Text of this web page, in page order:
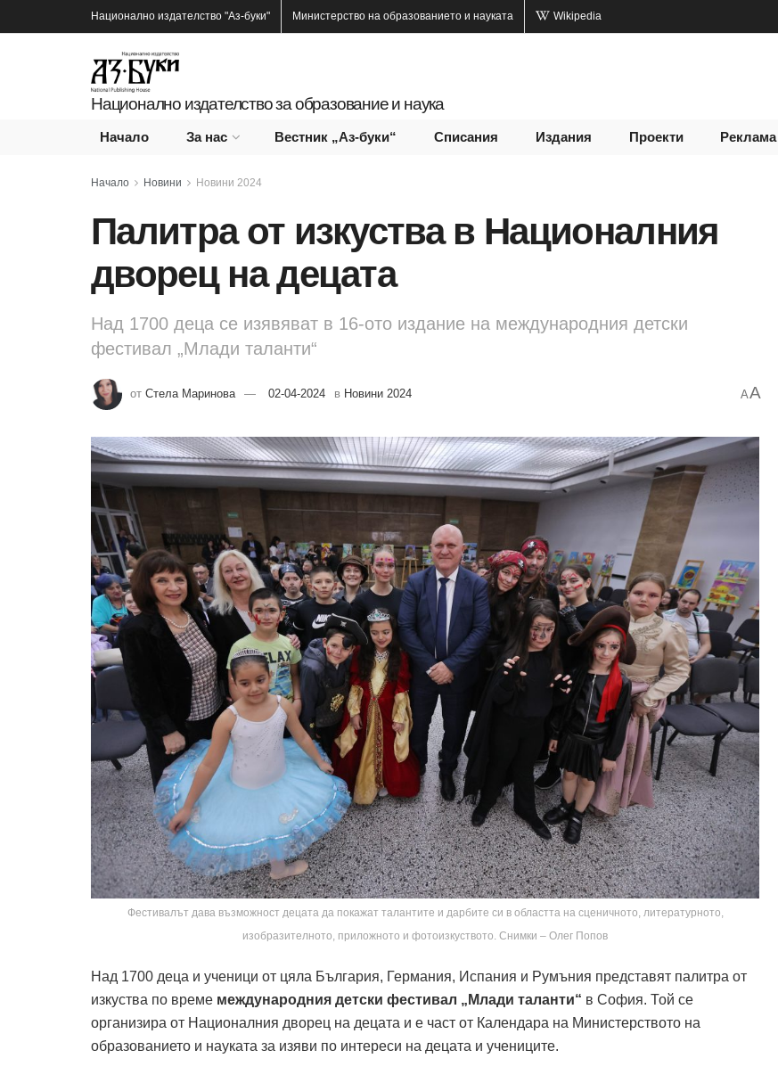
Национално издателство "Аз-буки" Министерство на образованието и науката Wikipedia
Национално издателство за образование и наука
Начало За нас Вестник „Аз-буки“ Списания Издания Проекти Реклама
Начало Новини Новини 2024
Палитра от изкуства в Националния
дворец на децата
Над 1700 деца се изявяват в 16-ото издание на международния детски
фестивал „Млади таланти“
от Стела Маринова 02-04-2024 в Новини 2024 AA
Фестивалът дава възможност децата да покажат талантите и дарбите си в областта на сценичното, литературното,
изобразителното, приложното и фотоизкуството. Снимки – Олег Попов
Над 1700 деца и ученици от цяла България, Германия, Испания и Румъния представят палитра от
изкуства по време международния детски фестивал „Млади таланти“ в София. Той се
организира от Националния дворец на децата и е част от Календара на Министерството на
образованието и науката за изяви по интереси на децата и учениците.